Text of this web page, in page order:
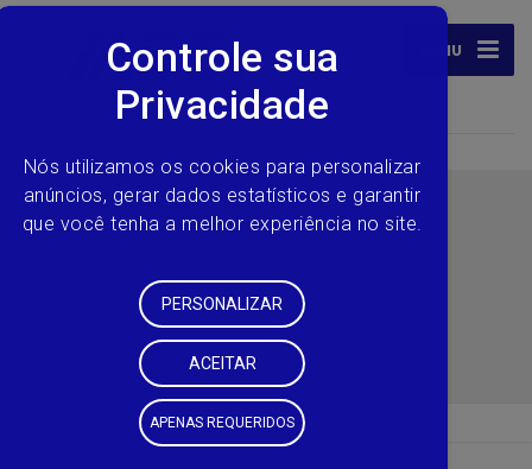
MENU
INTERMUNICIPAL
Transporte Intermunicipal